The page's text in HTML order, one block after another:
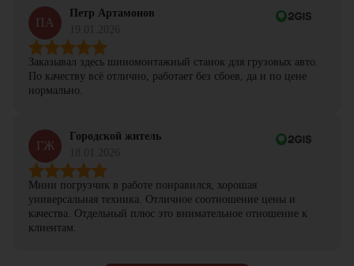
ПА
Петр Артамонов
Заказывал здесь шиномонтажный станок для грузовых авто.
По качеству всё отлично, работает без сбоев, да и по цене
нормально.
ГЖ
Городской житель
Мини погрузчик в работе понравился, хорошая
универсальная техника. Отличное соотношение цены и
качества. Отдельный плюс это внимательное отношение к
клиентам.